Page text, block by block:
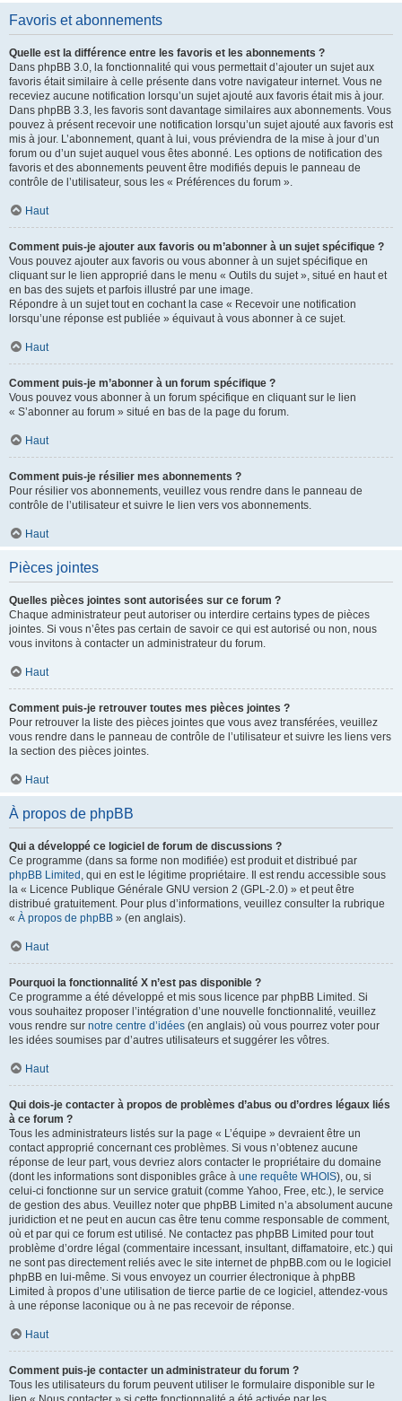
Favoris et abonnements
Quelle est la différence entre les favoris et les abonnements ?
Dans phpBB 3.0, la fonctionnalité qui vous permettait d’ajouter un sujet aux
favoris était similaire à celle présente dans votre navigateur internet. Vous ne
receviez aucune notification lorsqu’un sujet ajouté aux favoris était mis à jour.
Dans phpBB 3.3, les favoris sont davantage similaires aux abonnements. Vous
pouvez à présent recevoir une notification lorsqu’un sujet ajouté aux favoris est
mis à jour. L’abonnement, quant à lui, vous préviendra de la mise à jour d’un
forum ou d’un sujet auquel vous êtes abonné. Les options de notification des
favoris et des abonnements peuvent être modifiés depuis le panneau de
contrôle de l’utilisateur, sous les « Préférences du forum ».
Haut
Comment puis-je ajouter aux favoris ou m’abonner à un sujet spécifique ?
Vous pouvez ajouter aux favoris ou vous abonner à un sujet spécifique en
cliquant sur le lien approprié dans le menu « Outils du sujet », situé en haut et
en bas des sujets et parfois illustré par une image.
Répondre à un sujet tout en cochant la case « Recevoir une notification
lorsqu’une réponse est publiée » équivaut à vous abonner à ce sujet.
Haut
Comment puis-je m’abonner à un forum spécifique ?
Vous pouvez vous abonner à un forum spécifique en cliquant sur le lien
« S’abonner au forum » situé en bas de la page du forum.
Haut
Comment puis-je résilier mes abonnements ?
Pour résilier vos abonnements, veuillez vous rendre dans le panneau de
contrôle de l’utilisateur et suivre le lien vers vos abonnements.
Haut
Pièces jointes
Quelles pièces jointes sont autorisées sur ce forum ?
Chaque administrateur peut autoriser ou interdire certains types de pièces
jointes. Si vous n’êtes pas certain de savoir ce qui est autorisé ou non, nous
vous invitons à contacter un administrateur du forum.
Haut
Comment puis-je retrouver toutes mes pièces jointes ?
Pour retrouver la liste des pièces jointes que vous avez transférées, veuillez
vous rendre dans le panneau de contrôle de l’utilisateur et suivre les liens vers
la section des pièces jointes.
Haut
À propos de phpBB
Qui a développé ce logiciel de forum de discussions ?
Ce programme (dans sa forme non modifiée) est produit et distribué par
phpBB Limited , qui en est le légitime propriétaire. Il est rendu accessible sous
la « Licence Publique Générale GNU version 2 (GPL-2.0) » et peut être
distribué gratuitement. Pour plus d’informations, veuillez consulter la rubrique
« À propos de phpBB » (en anglais).
Haut
Pourquoi la fonctionnalité X n’est pas disponible ?
Ce programme a été développé et mis sous licence par phpBB Limited. Si
vous souhaitez proposer l’intégration d’une nouvelle fonctionnalité, veuillez
vous rendre sur notre centre d’idées (en anglais) où vous pourrez voter pour
les idées soumises par d’autres utilisateurs et suggérer les vôtres.
Haut
Qui dois-je contacter à propos de problèmes d’abus ou d’ordres légaux liés
à ce forum ?
Tous les administrateurs listés sur la page « L’équipe » devraient être un
contact approprié concernant ces problèmes. Si vous n’obtenez aucune
réponse de leur part, vous devriez alors contacter le propriétaire du domaine
(dont les informations sont disponibles grâce à une requête WHOIS), ou, si
celui-ci fonctionne sur un service gratuit (comme Yahoo, Free, etc.), le service
de gestion des abus. Veuillez noter que phpBB Limited n’a absolument aucune
juridiction et ne peut en aucun cas être tenu comme responsable de comment,
où et par qui ce forum est utilisé. Ne contactez pas phpBB Limited pour tout
problème d’ordre légal (commentaire incessant, insultant, diffamatoire, etc.) qui
ne sont pas directement reliés avec le site internet de phpBB.com ou le logiciel
phpBB en lui-même. Si vous envoyez un courrier électronique à phpBB
Limited à propos d’une utilisation de tierce partie de ce logiciel, attendez-vous
à une réponse laconique ou à ne pas recevoir de réponse.
Haut
Comment puis-je contacter un administrateur du forum ?
Tous les utilisateurs du forum peuvent utiliser le formulaire disponible sur le